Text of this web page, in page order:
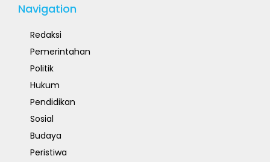
Navigation
Redaksi
Pemerintahan
Politik
Hukum
Pendidikan
Sosial
Budaya
Peristiwa